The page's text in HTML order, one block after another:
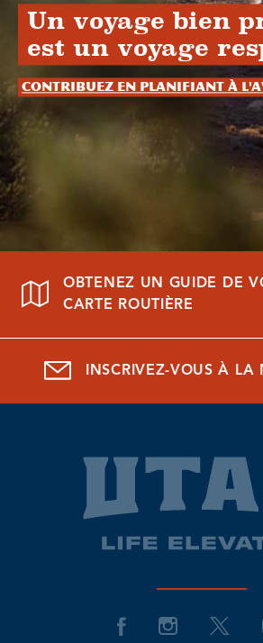
Un voyage bien
est un voyage
Contribuez en planifiant à
OBTENEZ UN GUIDE DE
CARTE ROUTIÈRE
INSCRIVEZ-VOUS À LA